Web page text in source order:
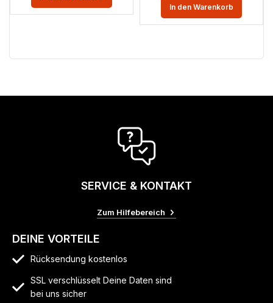
In den Warenkorb
SERVICE & KONTAKT
Zum Hilfebereich
DEINE VORTEILE
Rücksendung kostenlos
SSL verschlüsselt Deine Daten sind
bei uns sicher